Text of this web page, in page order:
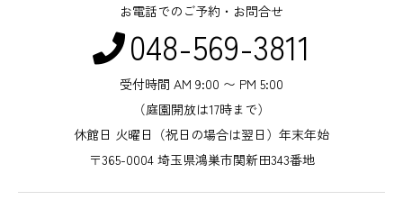
お電話でのご予約・お問合せ
048-569-3811
受付時間 AM 9:00 〜 PM 5:00
（庭園開放は17時まで）
休館日 火曜日（祝日の場合は翌日）年末年始
〒365-0004 埼玉県鴻巣市関新田343番地